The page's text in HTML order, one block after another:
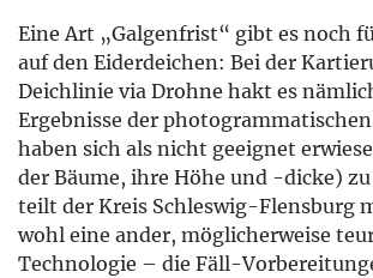
Eine Art „Galgenfrist“ gibt es noch
auf den Eiderdeichen: Bei der
Deichlinie via Drohne hakt es
Ergebnisse der
haben sich als nicht geeignet
der Bäume, ihre Höhe und -dicke)
teilt der Kreis Schleswig-Flensburg
wohl eine ander, möglicherweise
Technologie – die Fäll-